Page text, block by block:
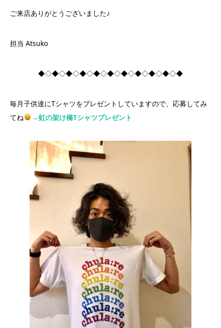
ご来店ありがとうございました♪
担当 Atsuko
◆◇◆◇◆◇◆◇◆◇◆◇◆◇◆◇◆◇◆◇◆
毎月子供達にTシャツをプレゼントしていますので、応募してみ
てね
→虹の架け橋Tシャツプレゼント